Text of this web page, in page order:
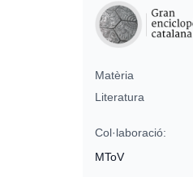
Matèria
Literatura
Col·laboració:
MToV